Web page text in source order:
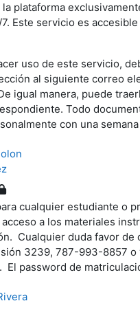
plataforma
Este servicio es
uso de este servicio,
al siguiente correo
igual manera, puede
Todo
con una
cualquier estudiante o
a los materiales
Cualquier duda favor de
3239, 787-993-8857 o
El password de